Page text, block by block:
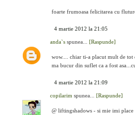
foarte frumoasa felicitarea cu
4 martie 2012 la 21:05
anda`s spunea... [Raspunde]
wow.... chiar ti-a placut mult de tot
ma bucur din suflet ca a fost
4 martie 2012 la 21:09
copilarim spunea... [Raspunde]
@ liftingshadows - si mie imi place